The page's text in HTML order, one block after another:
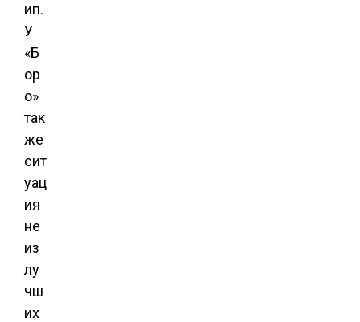
ип.
У
«Б
ор
о»
так
же
сит
уац
ия
не
из
лу
чш
их